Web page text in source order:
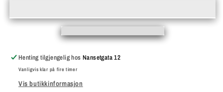
Henting tilgjengelig hosNansetgata 12
Vanligvis klar på fire timer
Vis butikkinformasjon